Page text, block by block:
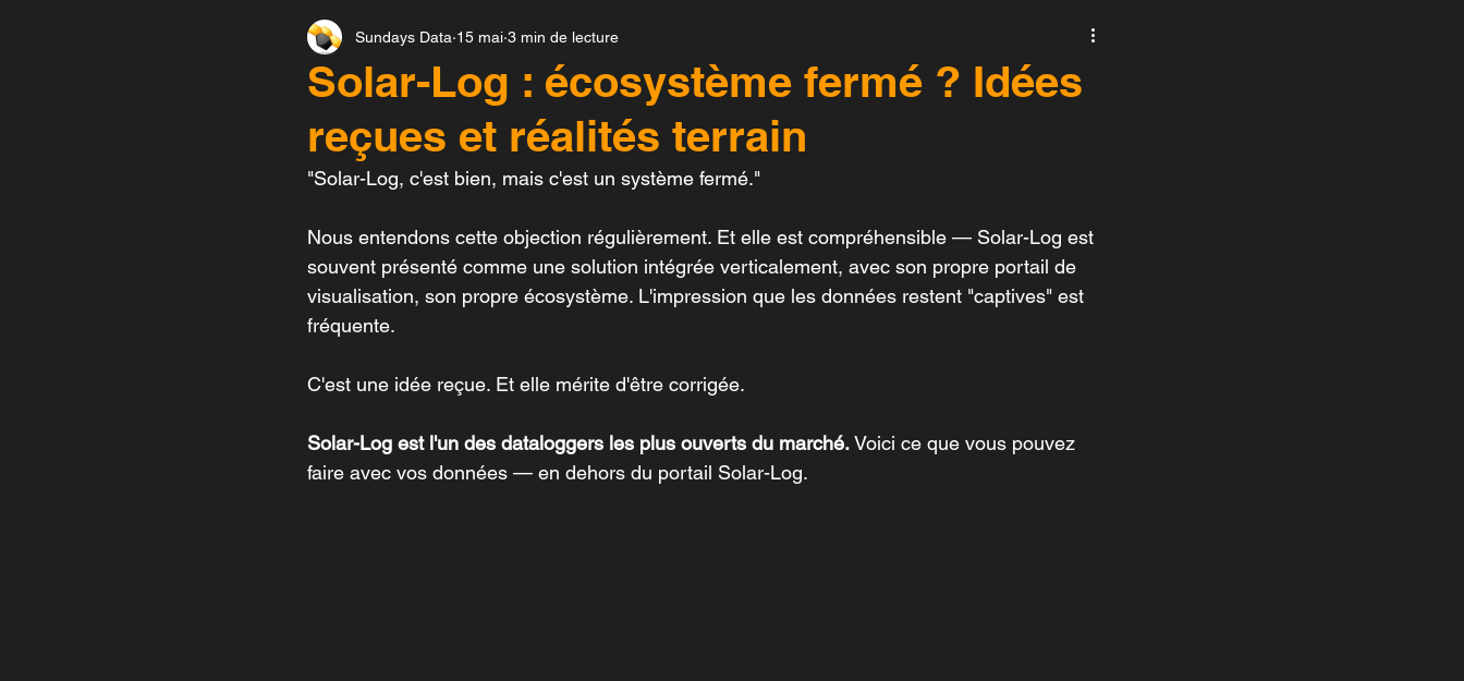
Solar-Log-Etudes de cas Enerest 4.0 Seaward
Service Onduleur Sevensensor Novasense SmartPV
Solar-Log : écosystème fermé ? Idées
reçues et réalités terrain
Sundays Data 15 mai 3 min de lecture
"Solar-Log, c'est bien, mais c'est un système fermé."
Nous entendons cette objection régulièrement. Et elle est compréhensible — Solar-Log est
souvent présenté comme une solution intégrée verticalement, avec son propre portail de
visualisation, son propre écosystème. L'impression que les données restent "captives" est
fréquente.
C'est une idée reçue. Et elle mérite d'être corrigée.
Solar-Log est l'un des dataloggers les plus ouverts du marché. Voici ce que vous pouvez
faire avec vos données — en dehors du portail Solar-Log.